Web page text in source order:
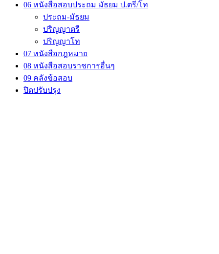
06 หนังสือสอบประถม มัธยม ป.ตรี/โท
ประถม-มัธยม
ปริญญาตรี
ปริญญาโท
07 หนังสือกฎหมาย
08 หนังสือสอบราชการอื่นๆ
09 คลังข้อสอบ
ปิดปรับปรุง